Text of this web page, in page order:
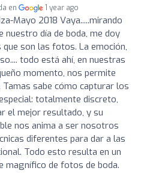
en 1 year ago
Mayo 2018 Vaya.....mirando
día de boda, me doy
son las fotos. La emoción,
todo está ahí, en nuestras
momento, nos permite
sabe cómo capturar los
totalmente discreto,
el mejor resultado, y su
nos anima a ser nosotros
diferentes para dar a las
Todo esto resulta en un
magnífico de fotos de boda.